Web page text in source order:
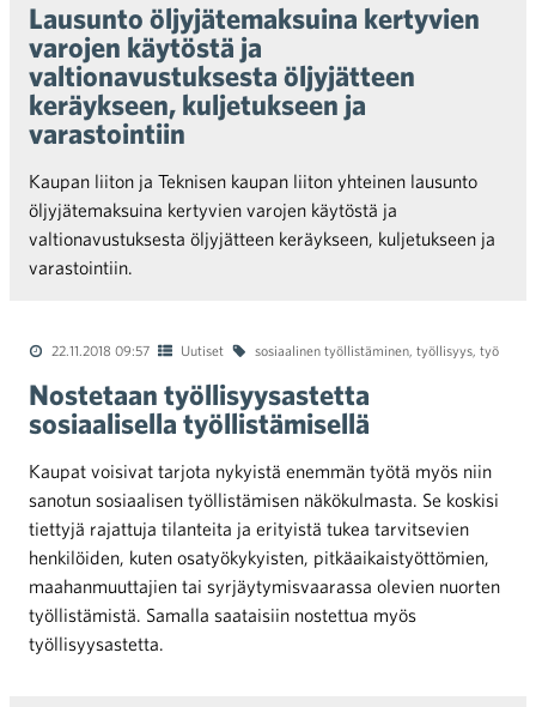
Lausunto öljyjätemaksuina kertyvien
varojen käytöstä ja
valtionavustuksesta öljyjätteen
keräykseen, kuljetukseen ja
varastointiin
Kaupan liiton ja Teknisen kaupan liiton yhteinen lausunto
öljyjätemaksuina kertyvien varojen käytöstä ja
valtionavustuksesta öljyjätteen keräykseen, kuljetukseen ja
varastointiin.
22.11.2018 09:57 Uutiset sosiaalinen työllistäminen, työllisyys, työ
Nostetaan työllisyysastetta
sosiaalisella työllistämisellä
Kaupat voisivat tarjota nykyistä enemmän työtä myös niin
sanotun sosiaalisen työllistämisen näkökulmasta. Se koskisi
tiettyjä rajattuja tilanteita ja erityistä tukea tarvitsevien
henkilöiden, kuten osatyökykyisten, pitkäaikaistyöttömien,
maahanmuuttajien tai syrjäytymisvaarassa olevien nuorten
työllistämistä. Samalla saataisiin nostettua myös
työllisyysastetta.